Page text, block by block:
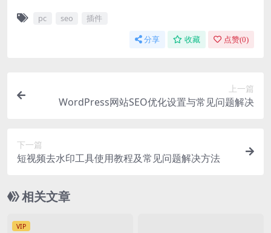
pc seo 插件
分享 收藏 点赞(0)
上一篇
WordPress网站SEO优化设置与常见问题解决
下一篇
短视频去水印工具使用教程及常见问题解决方法
相关文章
VIP